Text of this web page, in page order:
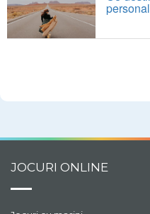
JOCURI ONLINE